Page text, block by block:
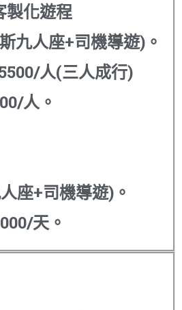
製化遊程
九人座+司機導遊)。
人(三人成行)
人。
座+司機導遊)。
天。